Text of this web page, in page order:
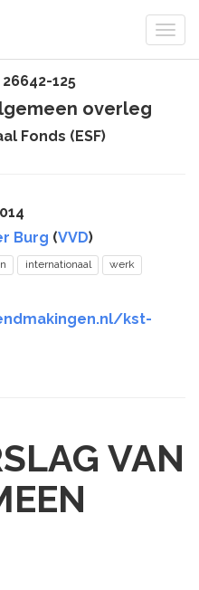
125
overleg
Fonds (ESF)
Burg (VVD)
internationaal
werk
kst-
VAN